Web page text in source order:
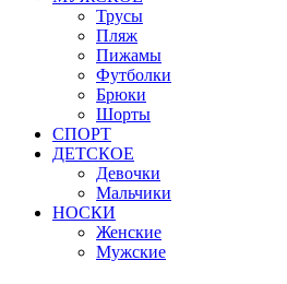
Трусы
Пляж
Пижамы
Футболки
Брюки
Шорты
СПОРТ
ДЕТСКОЕ
Девочки
Мальчики
НОСКИ
Женские
Мужские